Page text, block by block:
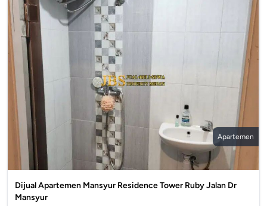
Apartemen
Dijual Apartemen Mansyur Residence Tower Ruby Jalan Dr
Mansyur